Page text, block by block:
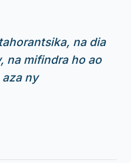
na dia
na mifindra ho ao
ny